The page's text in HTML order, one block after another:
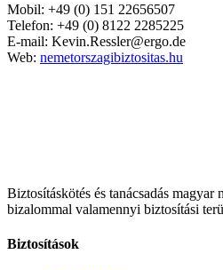
Mobil: +49 (0) 151 22656507
Telefon: +49 (0) 8122 2285225
E-mail: Kevin.Ressler@ergo.de
Web: nemetorszagibiztositas.hu
Biztosításkötés és tanácsadás magyar
bizalommal valamennyi biztosítási
Biztosítások